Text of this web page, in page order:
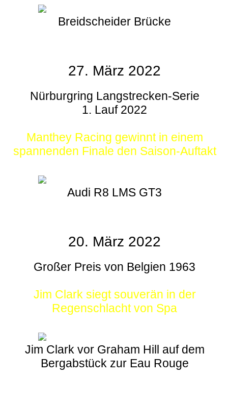
Breidscheider Brücke
27. März 2022
Nürburgring Langstrecken-Serie
1. Lauf 2022
Manthey Racing gewinnt in einem
spannenden Finale den Saison-Auftakt
Audi R8 LMS GT3
20. März 2022
Großer Preis von Belgien 1963
Jim Clark siegt souverän in der
Regenschlacht von Spa
Jim Clark vor Graham Hill auf dem
Bergabstück zur Eau Rouge